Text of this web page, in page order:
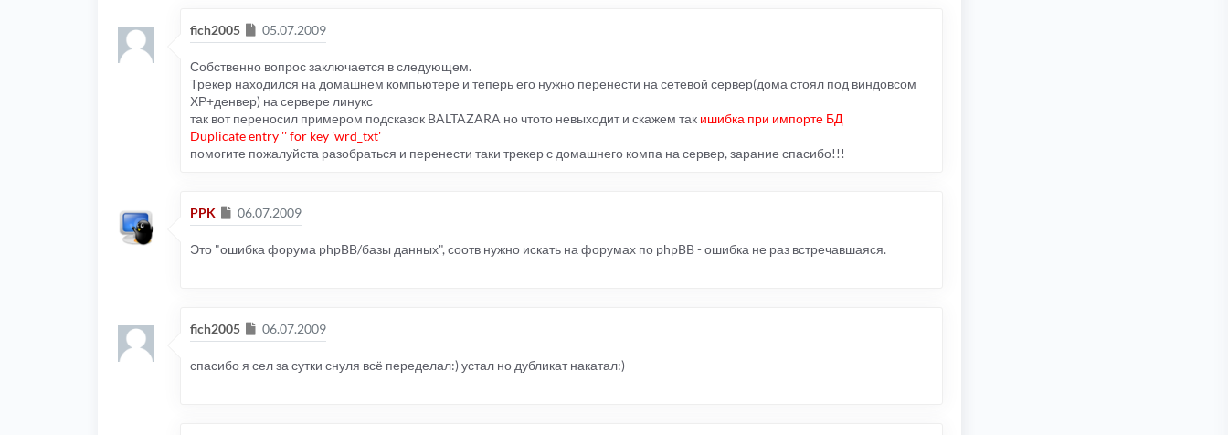
fich2005 Сообщение
05.07.2009
Собственно вопрос заключается в следующем.
Трекер находился на домашнем компьютере и теперь его нужно перенести на сетевой сервер(дома стоял под виндовсом
ХР+денвер) на сервере линукс
так вот переносил примером подсказок BALTAZARA но чтото невыходит и скажем так ишибка при импорте БД
Duplicate entry '' for key 'wrd_txt'
помогите пожалуйста разобраться и перенести таки трекер с домашнего компа на сервер, зарание спасибо!!!
PPK Сообщение
06.07.2009
Это "ошибка форума phpBB/базы данных", соотв нужно искать на форумах по phpBB - ошибка не раз встречавшаяся.
fich2005 Сообщение
06.07.2009
спасибо я сел за сутки снуля всё переделал:) устал но дубликат накатал:)